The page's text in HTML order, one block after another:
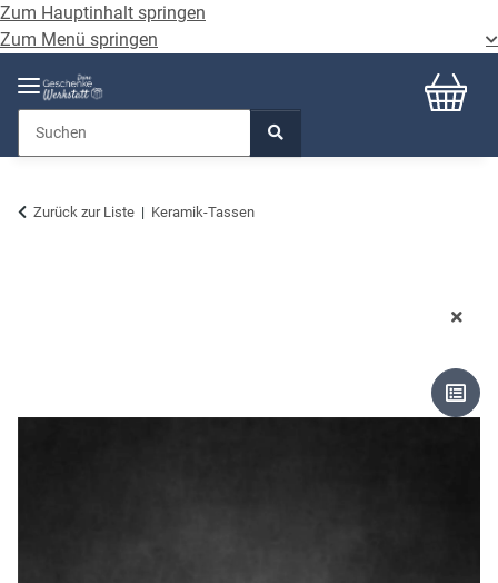
Zum Hauptinhalt springen
Zum Menü springen
Zurück zur Liste Keramik-Tassen